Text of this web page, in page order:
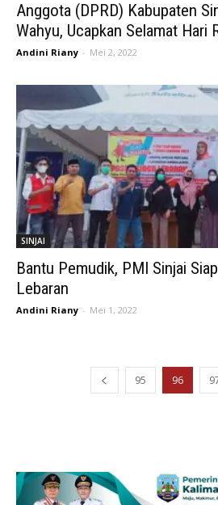
Anggota (DPRD) Kabupaten
Wahyu, Ucapkan Selamat Hari
Andini Riany - Mei 2, 2022
SINJAI
Bantu Pemudik, PMI Sinjai
Lebaran
Andini Riany - Mei 1, 2022
95 96